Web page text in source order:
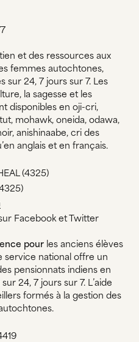
et des ressources aux
femmes autochtones,
sur 24, 7 jours sur 7. Les
la sagesse et les
disponibles en oji-cri,
mohawk, oneida, odawa,
anishinaabe, cri des
anglais et en français.
(4325)
Facebook et Twitter
pour les anciens élèves
service national offre un
pensionnats indiens en
24, 7 jours sur 7. L’aide
formés à la gestion des